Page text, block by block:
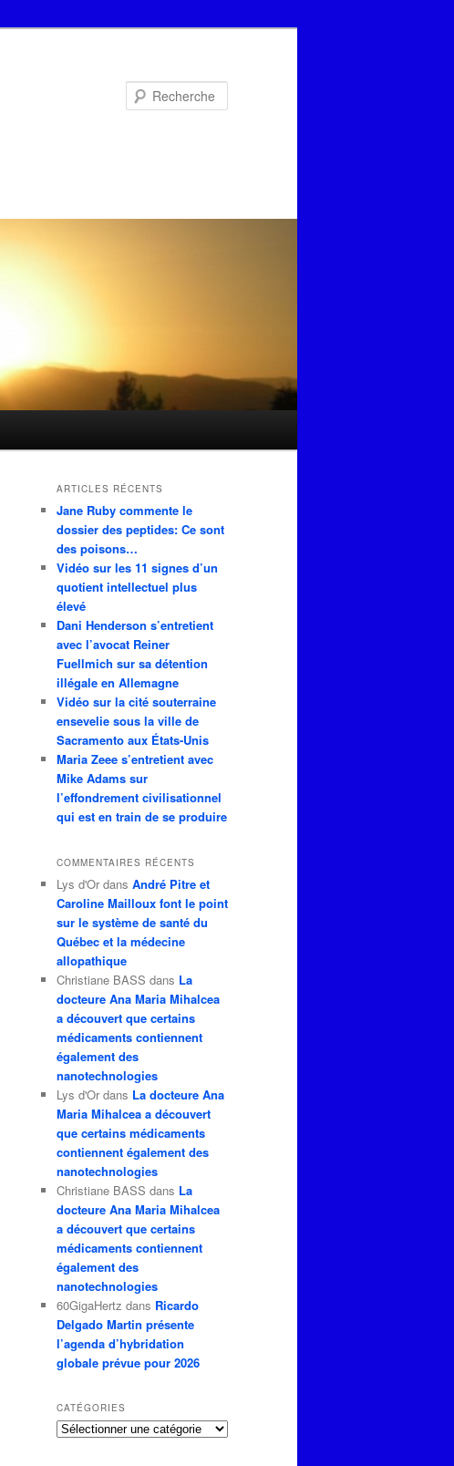
ARTICLES RÉCENTS
Jane Ruby commente le
dossier des peptides: Ce sont
des poisons…
Vidéo sur les 11 signes d’un
quotient intellectuel plus
élevé
Dani Henderson s’entretient
avec l’avocat Reiner
Fuellmich sur sa détention
illégale en Allemagne
Vidéo sur la cité souterraine
ensevelie sous la ville de
Sacramento aux États-Unis
Maria Zeee s’entretient avec
Mike Adams sur
l’effondrement civilisationnel
qui est en train de se produire
COMMENTAIRES RÉCENTS
Lys d'Or dans André Pitre et
Caroline Mailloux font le point
sur le système de santé du
Québec et la médecine
allopathique
Christiane BASS dans La
docteure Ana Maria Mihalcea
a découvert que certains
médicaments contiennent
également des
nanotechnologies
Lys d'Or dans La docteure Ana
Maria Mihalcea a découvert
que certains médicaments
contiennent également des
nanotechnologies
Christiane BASS dans La
docteure Ana Maria Mihalcea
a découvert que certains
médicaments contiennent
également des
nanotechnologies
60GigaHertz dans Ricardo
Delgado Martin présente
l’agenda d’hybridation
globale prévue pour 2026
CATÉGORIES
Catégories